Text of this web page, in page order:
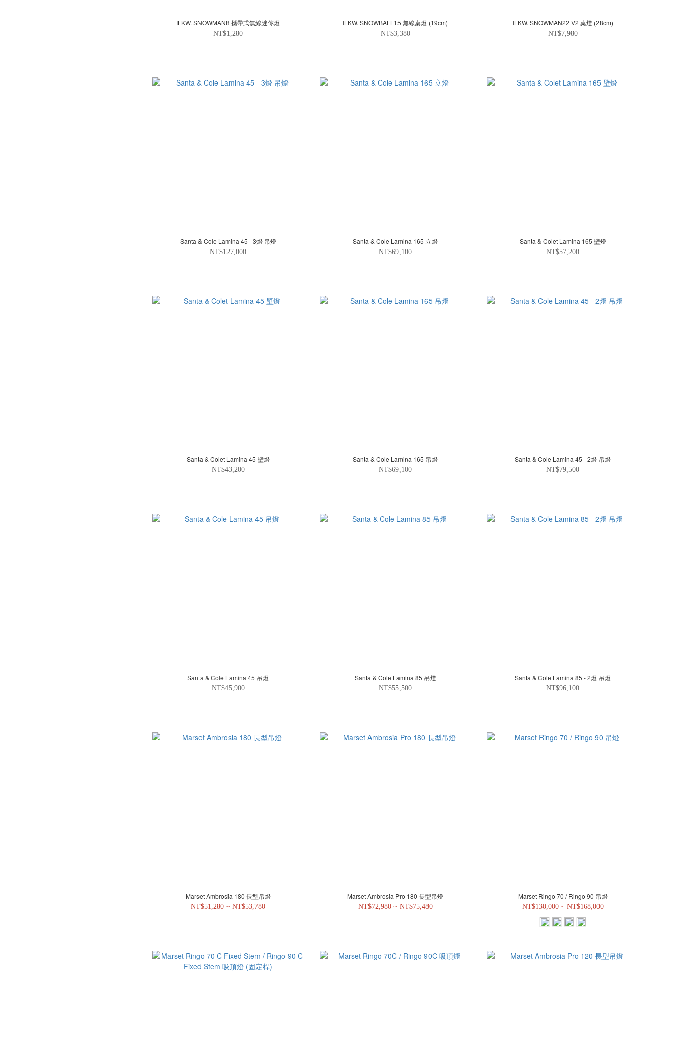
ILKW. SNOWMAN8 攜帶式無線迷你燈
NT$1,280
ILKW. SNOWBALL15 無線桌燈 (19cm)
NT$3,380
ILKW. SNOWMAN22 V2 桌燈 (28cm)
NT$7,980
Santa & Cole Lamina 45 - 3燈 吊燈
NT$127,000
Santa & Cole Lamina 165 立燈
NT$69,100
Santa & Colet Lamina 165 壁燈
NT$57,200
Santa & Colet Lamina 45 壁燈
NT$43,200
Santa & Cole Lamina 165 吊燈
NT$69,100
Santa & Cole Lamina 45 - 2燈 吊燈
NT$79,500
Santa & Cole Lamina 45 吊燈
NT$45,900
Santa & Cole Lamina 85 吊燈
NT$55,500
Santa & Cole Lamina 85 - 2燈 吊燈
NT$96,100
Marset Ambrosia 180 長型吊燈
NT$51,280 ~ NT$53,780
Marset Ambrosia Pro 180 長型吊燈
NT$72,980 ~ NT$75,480
Marset Ringo 70 / Ringo 90 吊燈
NT$130,000 ~ NT$168,000